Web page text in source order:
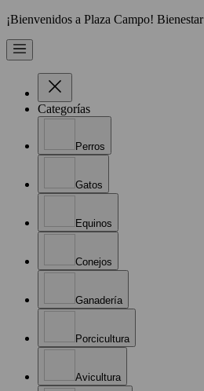
¡Bienvenidos a Plaza Campo!
Categorías
Perros
Gatos
Equinos
Conejos
Ganadería
Porcicultura
Avicultura